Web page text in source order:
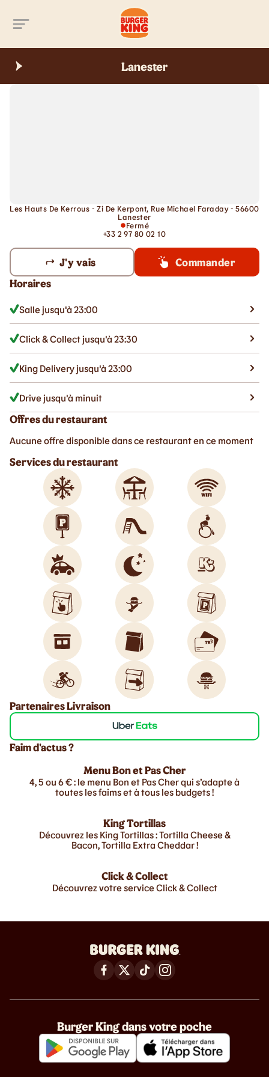
Lanester
Les Hauts De Kerrous - Zi De Kerpont, Rue Michael Faraday - 56600
Lanester
Fermé
+33 2 97 80 02 10
J'y vais
Commander
Horaires
Salle jusqu'à 23:00
Click & Collect jusqu'à 23:30
King Delivery jusqu'à 23:00
Drive jusqu'à minuit
Offres du restaurant
Aucune offre disponible dans ce restaurant en ce moment
Services du restaurant
Partenaires Livraison
Faim d'actus ?
Menu Bon et Pas Cher
4, 5 ou 6 € : le menu Bon et Pas Cher qui s’adapte à
toutes les faims et à tous les budgets !
King Tortillas
Découvrez les King Tortillas : Tortilla Cheese &
Bacon, Tortilla Extra Cheddar !
Click & Collect
Découvrez votre service Click & Collect
Burger King dans votre poche